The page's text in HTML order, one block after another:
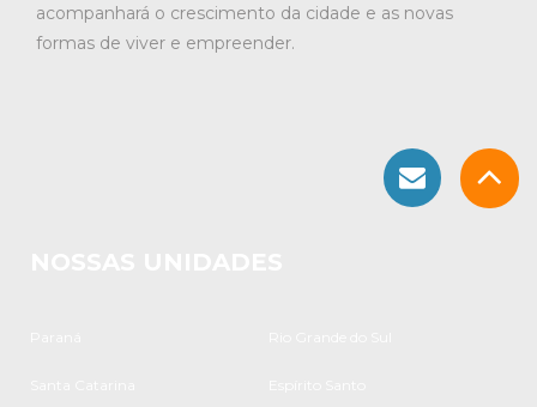
acompanhará o crescimento da cidade e as novas
formas de viver e empreender.